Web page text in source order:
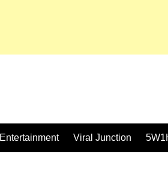
Entertainment Viral Junction